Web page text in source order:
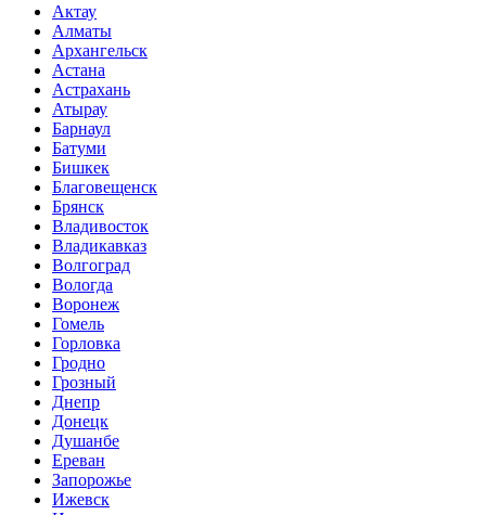
Актау
Алматы
Архангельск
Астана
Астрахань
Атырау
Барнаул
Батуми
Бишкек
Благовещенск
Брянск
Владивосток
Владикавказ
Волгоград
Вологда
Воронеж
Гомель
Горловка
Гродно
Грозный
Днепр
Донецк
Душанбе
Ереван
Запорожье
Ижевск